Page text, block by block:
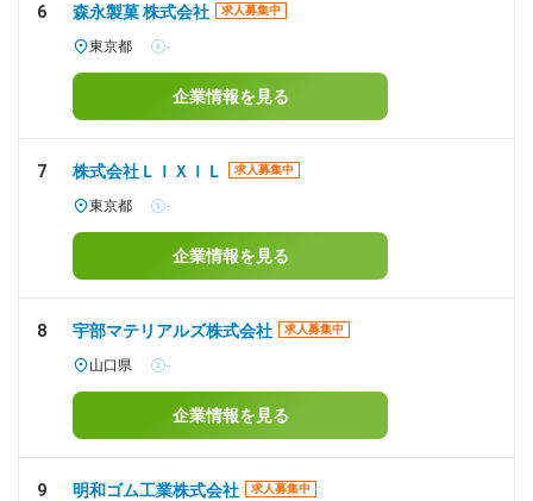
6 森永製菓 株式会社 求人募集中
東京都 -
企業情報を見る
7 株式会社ＬＩＸＩＬ 求人募集中
東京都 -
企業情報を見る
8 宇部マテリアルズ株式会社 求人募集中
山口県 -
企業情報を見る
9 明和ゴム工業株式会社 求人募集中